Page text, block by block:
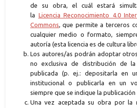
de su obra, el cuál estará
la Licencia Reconocimiento 4.0
Commons, que permite a terceros
cualquier medio o formato,
autoría (esta licencia es de cultura
Los autores/as podrán adoptar
no exclusiva de distribución de
publicada (p. ej.: depositarla en
institucional o publicarla en un
siempre que se indique la
Una vez aceptada su obra por la